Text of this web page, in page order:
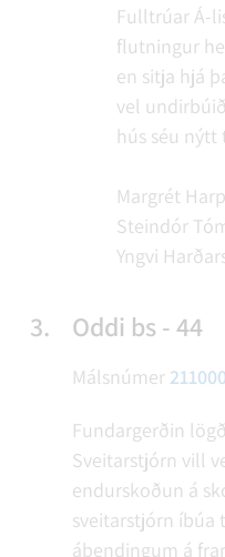
Fulltrúar Á-
flutningur
en sitja hjá
vel
hús séu nýtt
Margrét
Steindór
Yngvi
3. Oddi bs - 44
Málsnúmer
Fundargerðin
Sveitarstjórn vill
endurskoðun á
sveitarstjórn íbúa
ábendingum á